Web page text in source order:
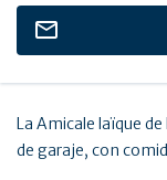
La Amicale laïque
de garaje, con